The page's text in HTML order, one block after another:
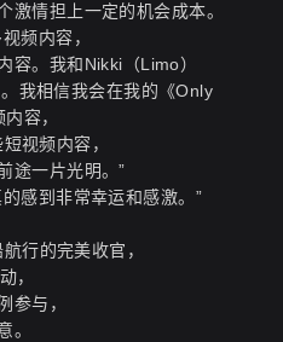
激情担上一定的机会成本。
频内容，
容。我和Nikki（Limo）
我相信我会在我的《Only
容，
视频内容，
途一片光明。”
感到非常幸运和感激。”
行的完美收官，
，
参与，
。